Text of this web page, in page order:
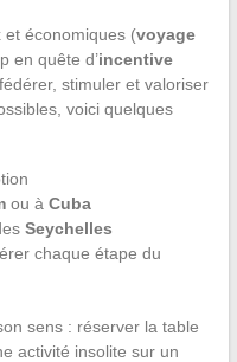
et économiques (voyage
en quête d’incentive
stimuler et valoriser
voici quelques
ou à Cuba
Seychelles
chaque étape du
sens : réserver la table
activité insolite sur un